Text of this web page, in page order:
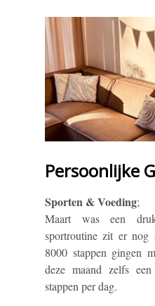
Persoonlijke
Sporten & Voeding;
Maart was een
sportroutine zit er nog
8000 stappen gingen
deze maand zelfs
stappen per dag.